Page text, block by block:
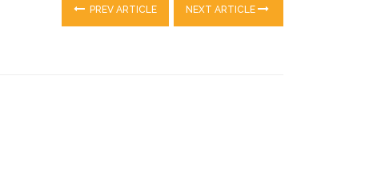
PREV ARTICLE NEXT ARTICLE